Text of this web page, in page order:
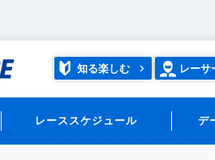
知る楽しむ レーサ
レーススケジュール デ